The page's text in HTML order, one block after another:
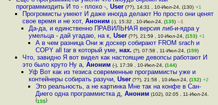
программиздить И то - плохо -, User(??), 14:31 , 10-Июл-24, (130) +1
Прогромисты умеют И даже иногда делают Но просто они ценят
свое время и не хот, Аноним (-), 15:32 , 10-Июл-24, (135) –1
Да-да, и единственно ПРАВИЛЬНАЯ версия либ-и-ядра у
умельца - дай угадаю, на к,User (??), 21:59 , 10-Июл-24, (153) +1
А в чем разница Они ж доскер собирают FROM srach и
COPY all tar в который уме, нах. (?), 07:58 , 11-Июл-24, (159)
Что, завидно Я вот видел как настоящие девопсы работают И
это было круто Ну а, Аноним (-), 17:39 , 10-Июл-24, (144)
Уф Вот как из тезиса современные программисты уже и
контейнеры собирать разучи,User (??), 21:58 , 10-Июл-24, (152) +2
Это реальность, а не картинка Мне так на конфе в Сан-
Диего одна программистка д, Аноним (102), 02:05 , 11-Июл-24,
(155)